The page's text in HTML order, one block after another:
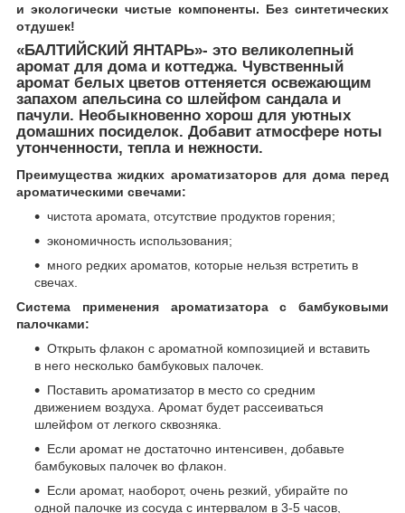
и экологически чистые компоненты. Без синтетических
отдушек!
«БАЛТИЙСКИЙ ЯНТАРЬ»- это великолепный
аромат для дома и коттеджа. Чувственный
аромат белых цветов оттеняется освежающим
запахом апельсина со шлейфом сандала и
пачули. Необыкновенно хорош для уютных
домашних посиделок. Добавит атмосфере ноты
утонченности, тепла и нежности.
Преимущества жидких ароматизаторов для дома перед
ароматическими свечами:
чистота аромата, отсутствие продуктов горения;
экономичность использования;
много редких ароматов, которые нельзя встретить в
свечах.
Система применения ароматизатора с бамбуковыми
палочками:
Открыть флакон с ароматной композицией и вставить
в него несколько бамбуковых палочек.
Поставить ароматизатор в место со средним
движением воздуха. Аромат будет рассеиваться
шлейфом от легкого сквозняка.
Если аромат не достаточно интенсивен, добавьте
бамбуковых палочек во флакон.
Если аромат, наоборот, очень резкий, убирайте по
одной палочке из сосуда с интервалом в 3-5 часов,